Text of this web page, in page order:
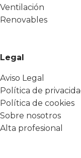
Ventilación
Renovables
Legal
Aviso Legal
Política de
Política de cookies
Sobre nosotros
Alta profesional